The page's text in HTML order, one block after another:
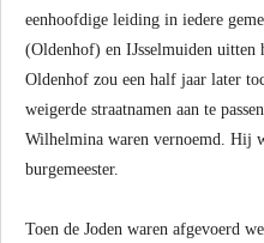
eenhoofdige leiding in iedere
(Oldenhof) en IJsselmuiden uitten
Oldenhof zou een half jaar later
weigerde straatnamen aan te
Wilhelmina waren vernoemd. Hij
burgemeester.
Toen de Joden waren afgevoerd